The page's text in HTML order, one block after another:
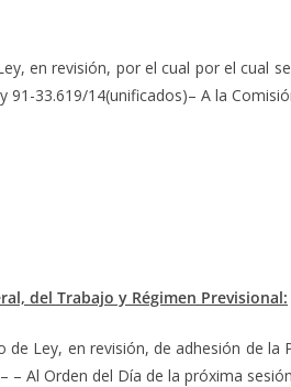
en revisión, por el cual por el cual
91-33.619/14(unificados)– A la
del Trabajo y Régimen Previsional:
de Ley, en revisión, de adhesión de
– Al Orden del Día de la próxima